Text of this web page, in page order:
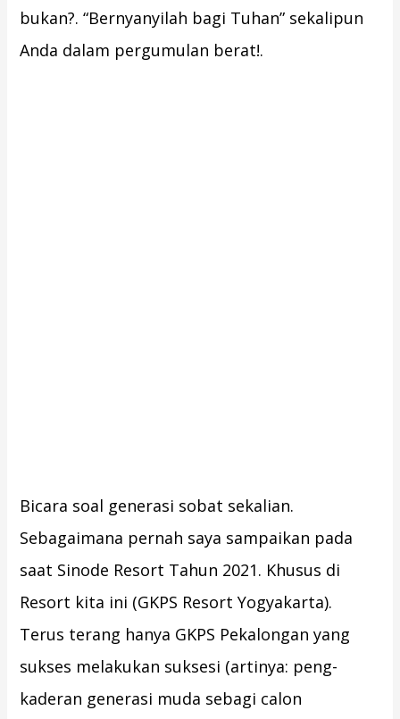
bukan?. “Bernyanyilah bagi Tuhan” sekalipun
Anda dalam pergumulan berat!.
Bicara soal generasi sobat sekalian.
Sebagaimana pernah saya sampaikan pada
saat Sinode Resort Tahun 2021. Khusus di
Resort kita ini (GKPS Resort Yogyakarta).
Terus terang hanya GKPS Pekalongan yang
sukses melakukan suksesi (artinya: peng-
kaderan generasi muda sebagi calon